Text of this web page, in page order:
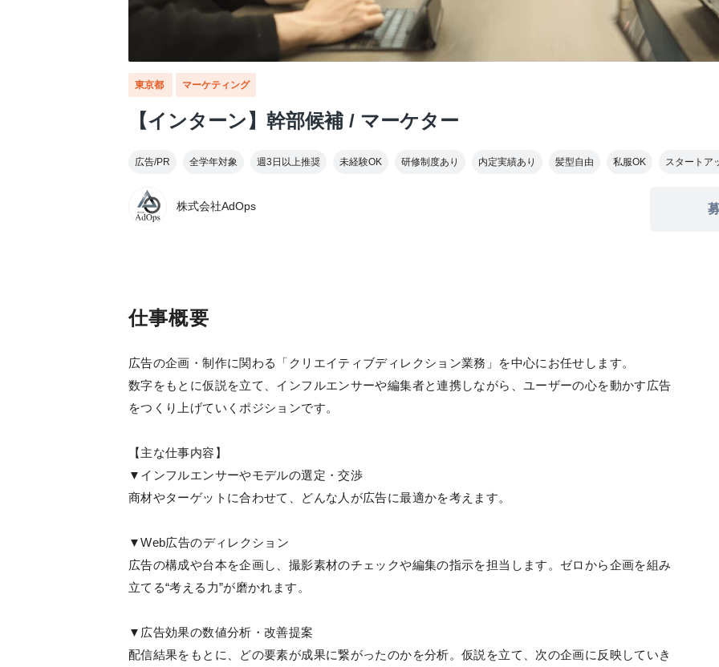
東京都 マーケティング
【インターン】幹部候補 / マーケター
広告/PR 全学年対象 週3日以上推奨 未経験OK 研修制度あり 内定実績あり 髪型自由 私服OK スタートア
株式会社AdOps
仕事概要
広告の企画・制作に関わる「クリエイティブディレクション業務」を中心にお任せします。
数字をもとに仮説を立て、インフルエンサーや編集者と連携しながら、ユーザーの心を動かす広告
をつくり上げていくポジションです。
【主な仕事内容】
▼インフルエンサーやモデルの選定・交渉
商材やターゲットに合わせて、どんな人が広告に最適かを考えます。
▼Web広告のディレクション
広告の構成や台本を企画し、撮影素材のチェックや編集の指示を担当します。ゼロから企画を組み
立てる“考える力”が磨かれます。
▼広告効果の数値分析・改善提案
配信結果をもとに、どの要素が成果に繋がったのかを分析。仮説を立て、次の企画に反映していき